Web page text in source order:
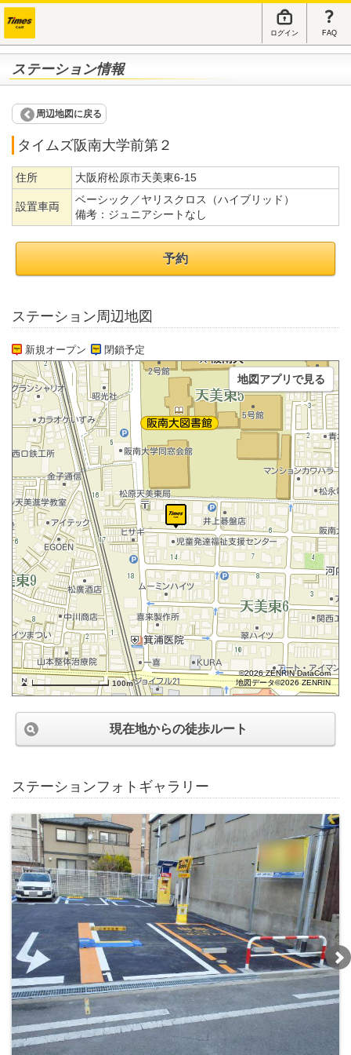
ログイン FAQ
ステーション情報
周辺地図に戻る
タイムズ阪南大学前第２
住所 大阪府松原市天美東6-15
設置車両
ベーシック／ヤリスクロス（ハイブリッド）
備考： ジュニアシートなし
予約
ステーション周辺地図
新規オープン 閉鎖予定
100m
©2026 ZENRIN DataCom
地図データ©2026 ZENRIN
地図アプリで見る
現在地からの徒歩ルート
ステーションフォトギャラリー